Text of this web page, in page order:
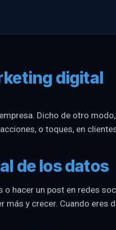
digital
Dicho de otro
o toques, en
de los datos
hacer un post en redes
y crecer. Cuando eres